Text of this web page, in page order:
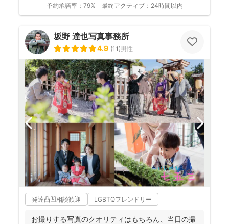
予約承諾率： 79% 最終アクティブ： 24時間以内
坂野 達也写真事務所
4.9 (11)男性
発達凸凹相談歓迎 LGBTQフレンドリー
お撮りする写真のクオリティはもちろん、当日の撮